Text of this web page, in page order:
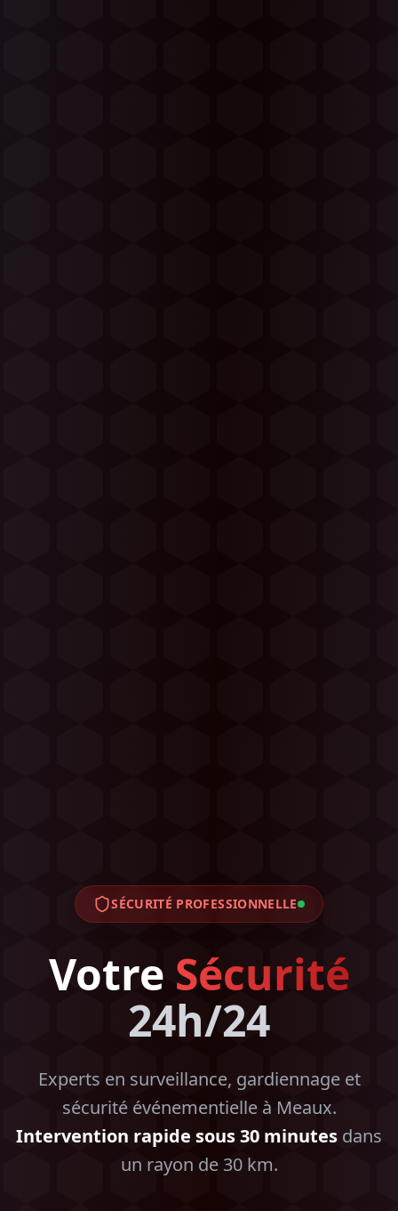
SÉCURITÉ PROFESSIONNELLE
Votre Sécurité
24h/24
Experts en surveillance, gardiennage et
sécurité événementielle à Meaux.
Intervention rapide sous 30 minutes dans
un rayon de 30 km.